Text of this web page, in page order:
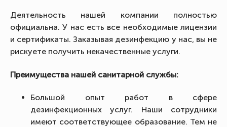
Деятельность нашей компании полностью
официальна. У нас есть все необходимые лицензии
и сертификаты. Заказывая дезинфекцию у нас, вы не
рискуете получить некачественные услуги.
Преимущества нашей санитарной службы:
Большой опыт работ в сфере
дезинфекционных услуг. Наши сотрудники
имеют соответствующее образование. Тем не